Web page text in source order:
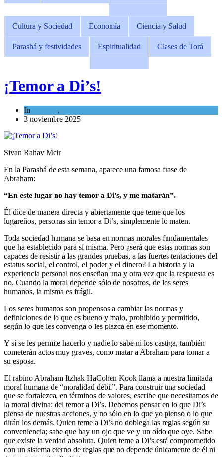
Cultura y Sociedad Economía Ciencia y Salud
Parashá y festividades Espiritualidad Clases de Torá
¡Temor a Di’s!
In ,
3 noviembre 2025
Sivan Rahav Meir
En la Parashá de esta semana, aparece una famosa frase de
Abraham:
“En este lugar no hay temor a Di’s, y me matarán”.
Él dice de manera directa y abiertamente que teme que los
lugareños, personas sin temor a Di’s, simplemente lo maten.
Toda sociedad humana se basa en normas morales fundamentales
que ha establecido para sí misma. Pero ¿será que estas normas son
capaces de resistir a las grandes pruebas, a las fuertes tentaciones del
estatus social, el control, el poder y el dinero? La historia y la
experiencia personal nos enseñan una y otra vez que la respuesta es
no. Cuando la moral depende sólo de nosotros, de los seres
humanos, la misma es frágil.
Los seres humanos son propensos a cambiar las normas y
definiciones de lo que es bueno y malo, prohibido y permitido,
según lo que les convenga o les plazca en ese momento.
Y si se les permite hacerlo y nadie lo sabe ni los castiga, también
cometerán actos muy graves, como matar a Abraham para tomar a
su esposa.
El rabino Abraham Itzhak HaCohen Kook llama a nuestra limitada
moral humana de “moralidad débil”. Para construir una sociedad
que se fortalezca, en términos de valores, escribe que necesitamos de
la moral divina: del temor a Di’s. Debemos pensar en lo que Di’s
piensa de nuestras acciones, y no sólo en lo que yo pienso o lo que
dirán los demás. Quien teme a Di’s no doblega las reglas según su
conveniencia; sabe que hay un ojo que ve y un oído que oye. Sabe
que existe la verdad absoluta. Quien teme a Di’s está comprometido
con un sistema eterno de reglas que no depende únicamente de él ni